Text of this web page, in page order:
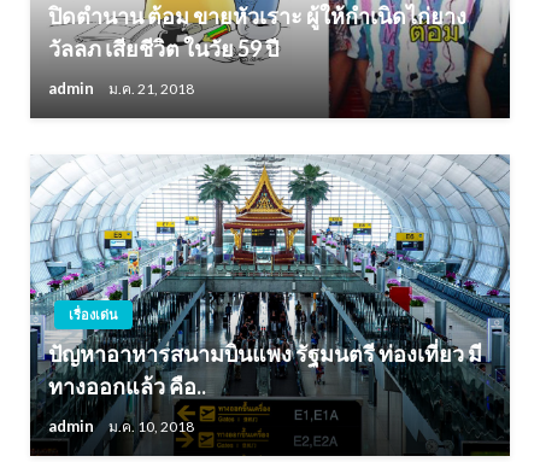
ปิดตำนาน ต้อม ขายหัวเราะ ผู้ให้กำเนิดไก่ยาง
วัลลภ เสียชีวิต ในวัย 59 ปี
admin ม.ค. 21, 2018
เรื่องเด่น
ปัญหาอาหารสนามบินแพง รัฐมนตรี ท่องเที่ยว มี
ทางออกแล้ว คือ..
admin ม.ค. 10, 2018